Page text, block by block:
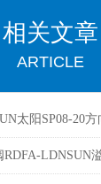
相关文章
ARTICLE